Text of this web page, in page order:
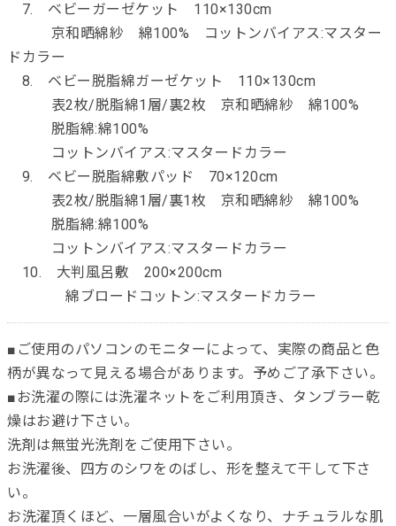
7. ベビーガーゼケット 110×130cm
京和晒綿紗 綿100% コットンバイアス:マスター
ドカラー
8. ベビー脱脂綿ガーゼケット 110×130cm
表2枚/脱脂綿1層/裏2枚 京和晒綿紗 綿100%
脱脂綿:綿100%
コットンバイアス:マスタードカラー
9. ベビー脱脂綿敷パッド 70×120cm
表2枚/脱脂綿1層/裏1枚 京和晒綿紗 綿100%
脱脂綿:綿100%
コットンバイアス:マスタードカラー
10. 大判風呂敷 200×200cm
綿ブロードコットン:マスタードカラー
■ご使用のパソコンのモニターによって、実際の商品と色
柄が異なって見える場合があります。予めご了承下さい。
■お洗濯の際には洗濯ネットをご利用頂き、タンブラー乾
燥はお避け下さい。
洗剤は無蛍光洗剤をご使用下さい。
お洗濯後、四方のシワをのばし、形を整えて干して下さ
い。
お洗濯頂くほど、一層風合いがよくなり、ナチュラルな肌